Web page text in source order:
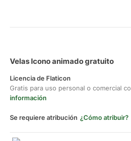
Velas Icono animado gratuito
Licencia de Flaticon
Gratis para uso personal o comercial
información
Se requiere atribución ¿Cómo atribuir?